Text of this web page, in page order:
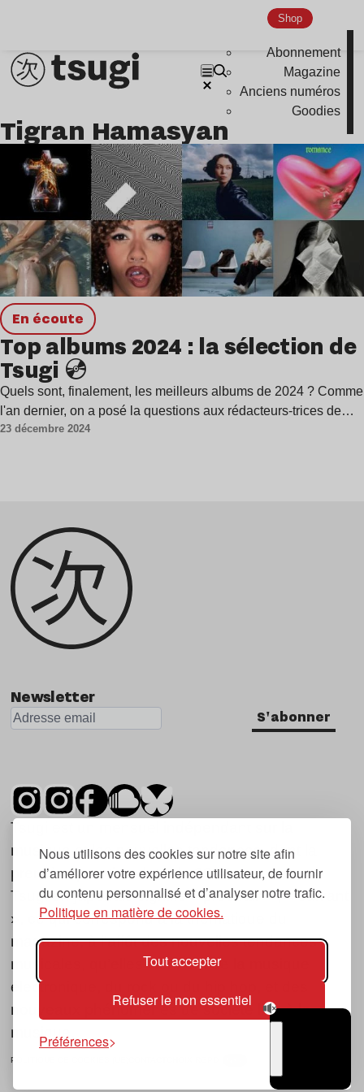
Nous utilisons des cookies sur notre site afin
d’améliorer votre expérience utilisateur, de fournir
du contenu personnalisé et d’analyser notre trafic.
Politique en matière de cookies.
Tout accepter
Refuser le non essentiel
Préférences
Shop
Abonnement
Magazine
Anciens numéros
Goodies
Global Club
Indie
Tigran Hamasyan
en écoute
Top albums 2024 : la sélection de
Tsugi 💿
Quels sont, finalement, les meilleurs albums de 2024 ? Comme
l'an dernier, on a posé la questions aux rédacteurs-trices de…
23 décembre 2024
Newsletter
S'abonner
Tsugi est un mensuel indépendant sur la
musique et les nouvelles tendances, dont la
première parution date de 2007.
Tsugi en japonais signifie « prochain », « suivant
», ce qui correspond à la thématique du
magazine, à l’affût des nouvelles tendances
musicales, qu’elles viennent de la musique
électronique, du rock ou du hip hop, et des
nouveaux phénomènes de société liés à la
musique.
POLITIQUE DE COOKIES (UE)